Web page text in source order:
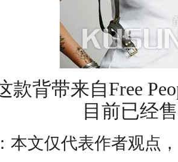
款背带来自Free
目前已经
文仅代表作者观点，